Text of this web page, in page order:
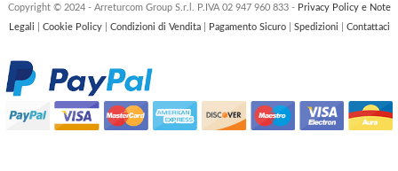
Copyright © 2024 - Arreturcom Group S.r.l. P.IVA 02 947 960 833 - Privacy Policy e Note
Legali
Cookie Policy Condizioni di Vendita Pagamento Sicuro Spedizioni Contattaci